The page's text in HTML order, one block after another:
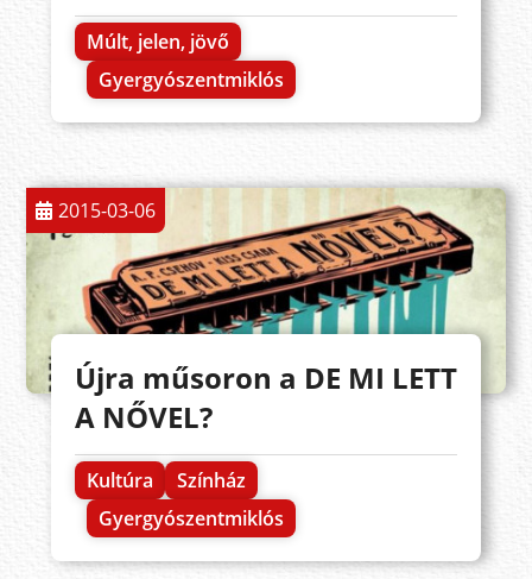
Múlt, jelen, jövő
Gyergyószentmiklós
2015-03-06
Újra műsoron a DE MI LETT
A NŐVEL?
Kultúra
Színház
Gyergyószentmiklós